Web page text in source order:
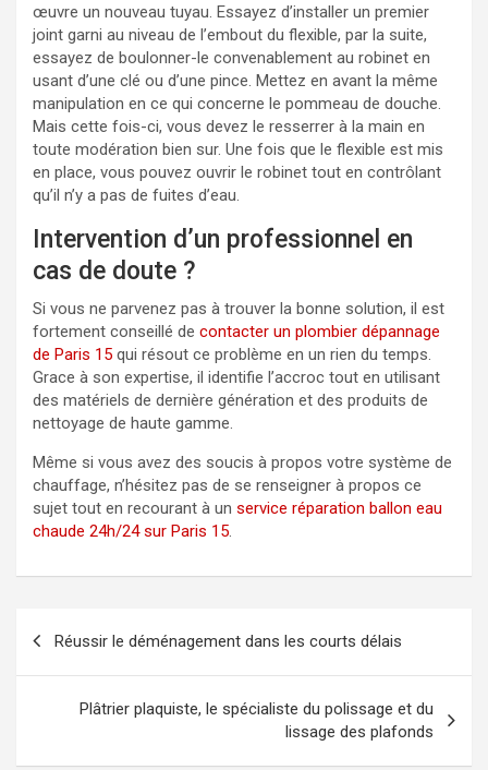
œuvre un nouveau tuyau. Essayez d’installer un premier
joint garni au niveau de l’embout du flexible, par la suite,
essayez de boulonner-le convenablement au robinet en
usant d’une clé ou d’une pince. Mettez en avant la même
manipulation en ce qui concerne le pommeau de douche.
Mais cette fois-ci, vous devez le resserrer à la main en
toute modération bien sur. Une fois que le flexible est mis
en place, vous pouvez ouvrir le robinet tout en contrôlant
qu’il n’y a pas de fuites d’eau.
Intervention d’un professionnel en
cas de doute ?
Si vous ne parvenez pas à trouver la bonne solution, il est
fortement conseillé de contacter un plombier dépannage
de Paris 15 qui résout ce problème en un rien du temps.
Grace à son expertise, il identifie l’accroc tout en utilisant
des matériels de dernière génération et des produits de
nettoyage de haute gamme.
Même si vous avez des soucis à propos votre système de
chauffage, n’hésitez pas de se renseigner à propos ce
sujet tout en recourant à un service réparation ballon eau
chaude 24h/24 sur Paris 15.
l’article
Réussir le déménagement dans les courts délais
Plâtrier plaquiste, le spécialiste du polissage et du
lissage des plafonds